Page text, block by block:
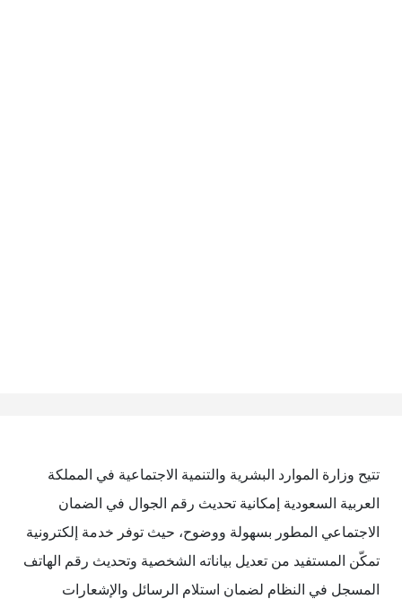
تتيح وزارة الموارد البشرية والتنمية الاجتماعية في المملكة
العربية السعودية إمكانية تحديث رقم الجوال في الضمان
الاجتماعي المطور بسهولة ووضوح، حيث توفر خدمة إلكترونية
تمكّن المستفيد من تعديل بياناته الشخصية وتحديث رقم الهاتف
المسجل في النظام لضمان استلام الرسائل والإشعارات